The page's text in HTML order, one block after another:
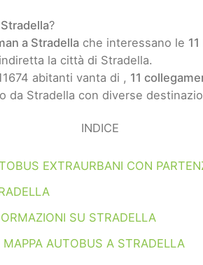
?
a Stradellache interessano le
la città di Stradella.
abitanti vanta di , 11
da Stradella con diverse
INDICE
EXTRAURBANI CON
SU STRADELLA
MAPPA AUTOBUS A STRADELLA